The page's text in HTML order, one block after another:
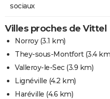
sociaux
Villes proches de Vittel
Norroy(3.1 km)
They-sous-Montfort(3.4
Valleroy-le-Sec(3.9 km)
Lignéville (4.2 km)
Haréville (4.6 km)